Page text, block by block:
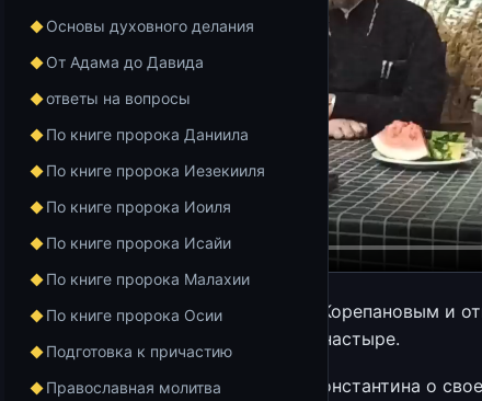
Основы духовного делания
От Адама до Давида
ответы на вопросы
По книге пророка Даниила
По книге пророка Иезекииля
По книге пророка Иоиля
По книге пророка Исайи
По книге пророка Малахии
По книге пророка Осии
Подготовка к причастию
Православная молитва
Беседа с отцом Константином Корепановым и
Орском Иверском женском монастыре.
0:00 — Воспоминания о. Константина о